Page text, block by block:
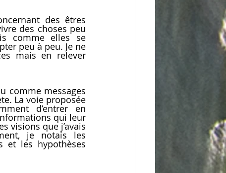
des êtres
des choses peu
comme elles se
peu à peu. Je ne
mais en relever
comme messages
La voie proposée
d’entrer en
qui leur
visions que j’avais
je notais les
et les hypothèses